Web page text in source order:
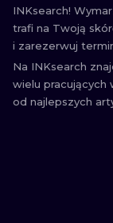
INKsearch!
trafi na Twoją
i zarezerwuj
Na INKsearch
wielu pracujących
od najlepszych